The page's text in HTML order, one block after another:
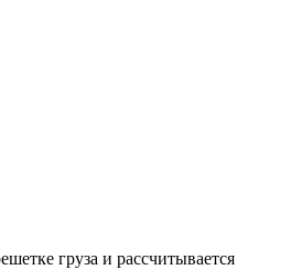
груза и рассчитывается